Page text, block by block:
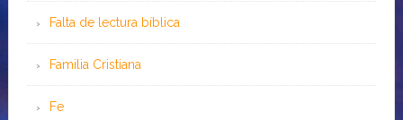
Falta de lectura bíblica
Familia Cristiana
Fe